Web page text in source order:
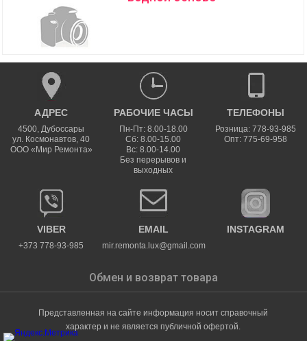
АДРЕС
4500,Дубоссары
ул. Космонавтов, 40
ООО «Мир Ремонта»
РАБОЧИЕ ЧАСЫ
Пн-Пт: 8.00-18.00
Сб: 8.00-15.00
Вс: 8.00-14.00
Без перерывов и
выходных
ТЕЛЕФОНЫ
Розница: 778-93-985
Опт: 775-69-958
VIBER
+373 778-93-985
EMAIL
mir.remonta.lux@gmail.com
INSTAGRAM
Обмен и возврат товара
Представленная на сайте информация носит справочный
характер и не является публичной офертой.